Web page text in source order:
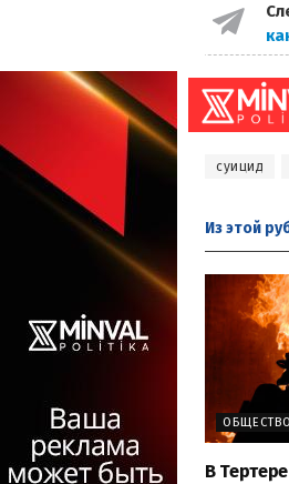
суицид
Из этой
ОБЩЕСТВО
В